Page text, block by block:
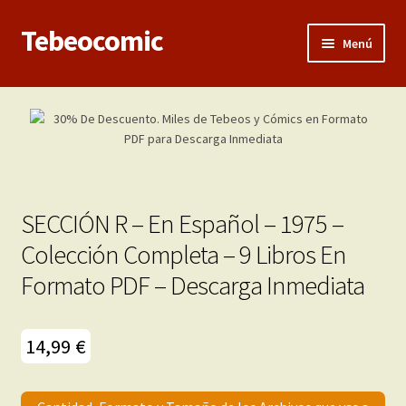
Ir
Ir
al
Tebeocomic Menú
Inicio
Adultos
Porno 3D
Inéditas
el
SECCIÓN R – En Español – 1975 –
Colección Completa – 9 Libros En
Formato PDF – Descarga Inmediata
14,99 €